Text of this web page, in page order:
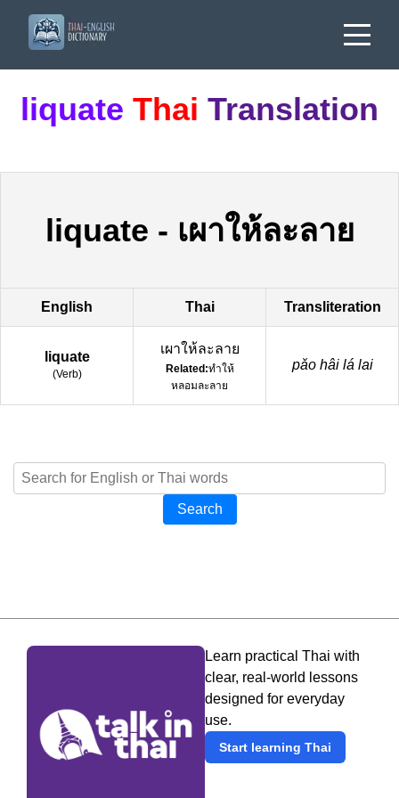
liquate Thai Translation
liquate - เผาให้ละลาย
English Thai Transliteration
liquate
(Verb)
เผาให้ละลาย
Related:ทำให้
หลอมละลาย
pǎo hâi lá lai
Search
Learn practical Thai with
clear, real-world lessons
designed for everyday
use.
Start learning Thai